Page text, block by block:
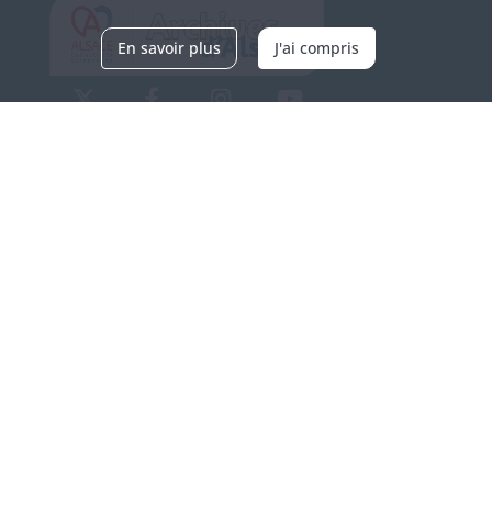
En savoir plus J'ai compris